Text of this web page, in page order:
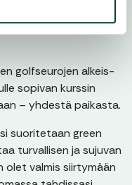
golfseurojen alkeis-
sopivan kurssin
– yhdestä paikasta.
suoritetaan green
turvallisen ja sujuvan
olet valmis siirtymään